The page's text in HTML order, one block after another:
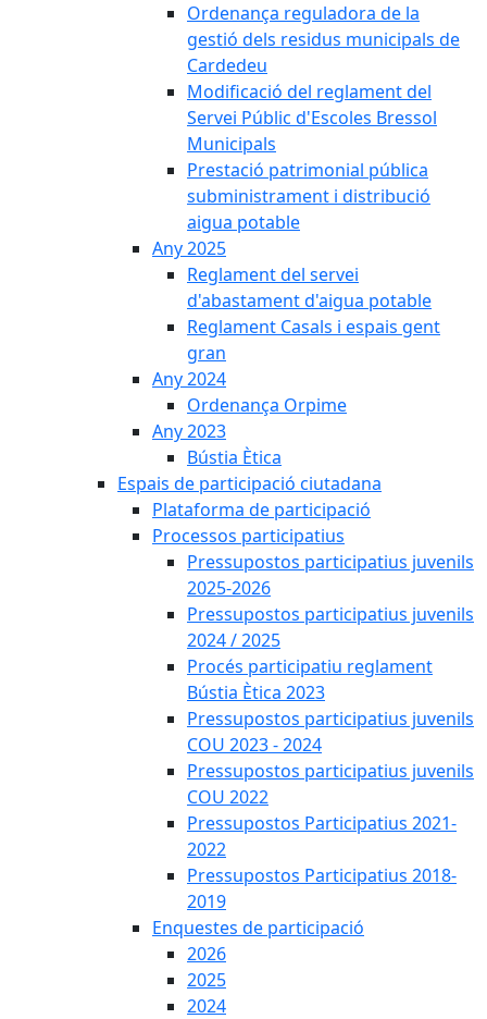
Ordenança reguladora de la
gestió dels residus municipals de
Cardedeu
Modificació del reglament del
Servei Públic d'Escoles Bressol
Municipals
Prestació patrimonial pública
subministrament i distribució
aigua potable
Any 2025
Reglament del servei
d'abastament d'aigua potable
Reglament Casals i espais gent
gran
Any 2024
Ordenança Orpime
Any 2023
Bústia Ètica
Espais de participació ciutadana
Plataforma de participació
Processos participatius
Pressupostos participatius juvenils
2025-2026
Pressupostos participatius juvenils
2024 / 2025
Procés participatiu reglament
Bústia Ètica 2023
Pressupostos participatius juvenils
COU 2023 - 2024
Pressupostos participatius juvenils
COU 2022
Pressupostos Participatius 2021-
2022
Pressupostos Participatius 2018-
2019
Enquestes de participació
2026
2025
2024